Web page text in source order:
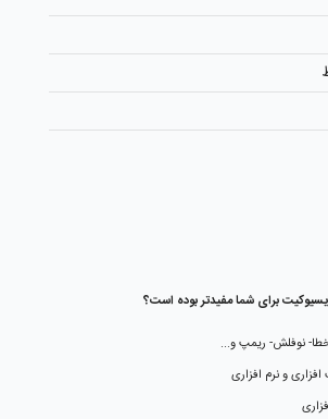
برای شما مفیدتر بوده است؟
نوفلش- ریمپ و...
و نرم افزاری